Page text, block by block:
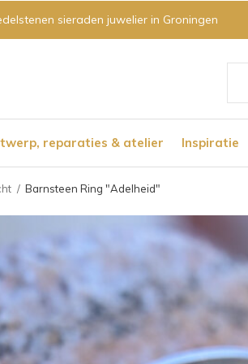
reparaties & atelier Inspiratie
sieraden juwelier in Groningen
de
om
een
te
Barnsteen Ring "Adelheid"